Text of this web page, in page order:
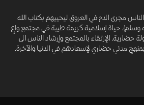
مجرى الدم في العروق ليحييهم بكتاب الله
وسلم). حياة إسلامية كريمة طيبة في مجتمع واعٍ
الإرتقاء بالمجتمع وإرشاد الناس الى
مدني حضاري لإسعادهم في الدنيا والآخرة.